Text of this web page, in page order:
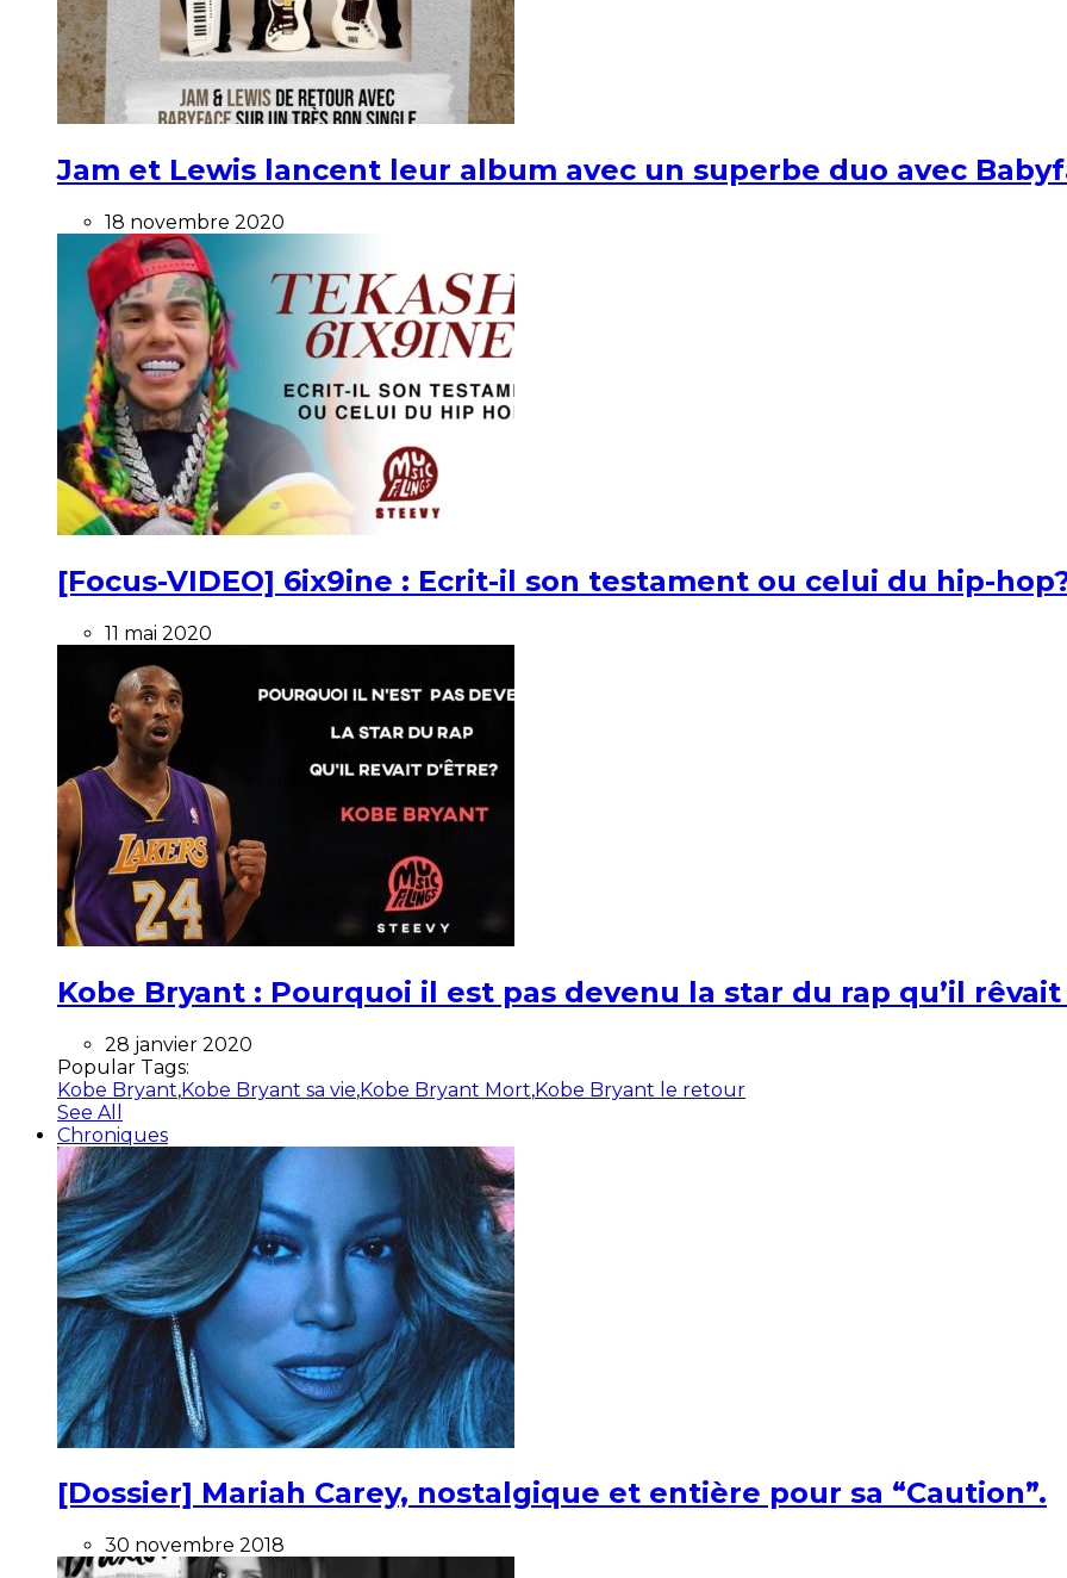
Jam et Lewis lancent leur album avec un superbe duo avec
18 novembre 2020
[Focus-VIDEO] 6ix9ine : Ecrit-il son testament ou celui du hip-
11 mai 2020
Kobe Bryant : Pourquoi il est pas devenu la star du rap qu’il rêvait
28 janvier 2020
Popular Tags:
Kobe Bryant,Kobe Bryant sa vie,Kobe Bryant Mort,Kobe Bryant le retour
See All
Chroniques
[Dossier] Mariah Carey, nostalgique et entière pour sa “Caution”.
30 novembre 2018